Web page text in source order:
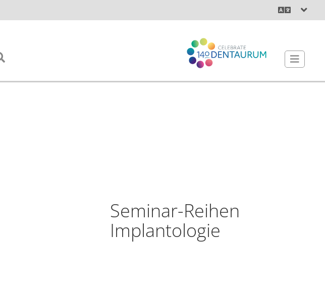
Seminar-Reihen
Implantologie